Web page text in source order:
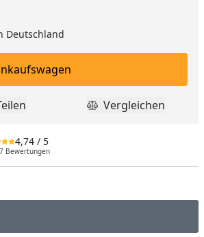
Deutschland
In den Einkaufswagen legen
hinzufügen
Teilen Produkt
Vergleichen
4,74 / 5
Bewertungen